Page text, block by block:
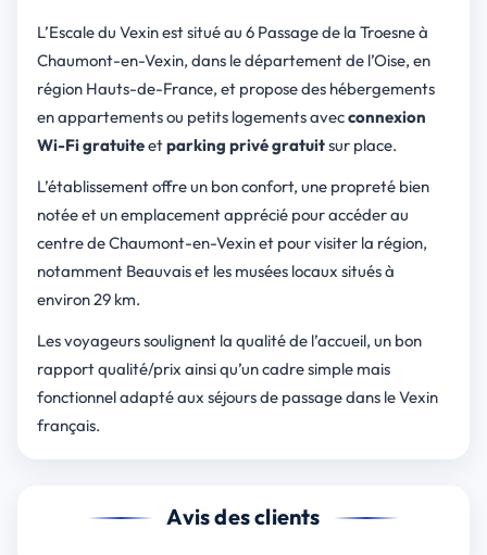
L’Escale du Vexin est situé au 6 Passage de la Troesne à
Chaumont-en-Vexin, dans le département de l’Oise, en
région Hauts-de-France, et propose des hébergements
en appartements ou petits logements avecconnexion
Wi-Fi gratuiteetparking privé gratuitsur place.
L’établissement offre un bon confort, une propreté bien
notée et un emplacement apprécié pour accéder au
centre de Chaumont-en-Vexin et pour visiter la région,
notamment Beauvais et les musées locaux situés à
environ 29 km.
Les voyageurs soulignent la qualité de l’accueil, un bon
rapport qualité/prix ainsi qu’un cadre simple mais
fonctionnel adapté aux séjours de passage dans le Vexin
français.
Avis des clients